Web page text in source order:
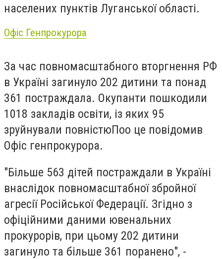
населених пунктів Луганської області.
Офіс Генпрокурора
За час повномасштабного вторгнення РФ
в Україні загинуло 202 дитини та понад
361 постраждала. Окупанти пошкодили
1018 закладів освіти, із яких 95
зруйнували повністюПоо це повідомив
Офіс генпрокурора.
"Більше 563 дітей постраждали в Україні
внаслідок повномасштабної збройної
агресії Російської Федерації. Згідно з
офіційними даними ювенальних
прокурорів, при цьому 202 дитини
загинуло та більше 361 поранено", -